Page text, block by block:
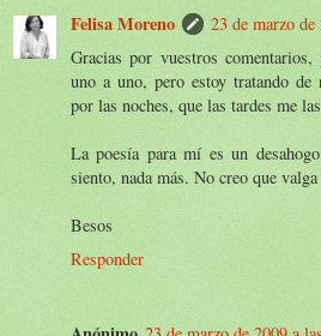
Felisa Moreno
23 de marzo
Gracias por vuestros
uno a uno, pero estoy tratando
por las noches, que las tardes me
La poesía para mí es un
siento, nada más. No creo que
Besos
Responder